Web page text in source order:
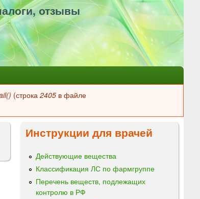
отзывы
(строка 2405 в файле
Инструкции для врачей
Действующие вещества
Классификация ЛС по фармгруппе
Перечень веществ, подлежащих
контролю в РФ